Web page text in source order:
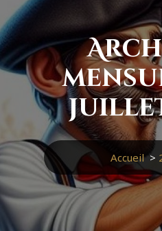
juillet
Accueil>